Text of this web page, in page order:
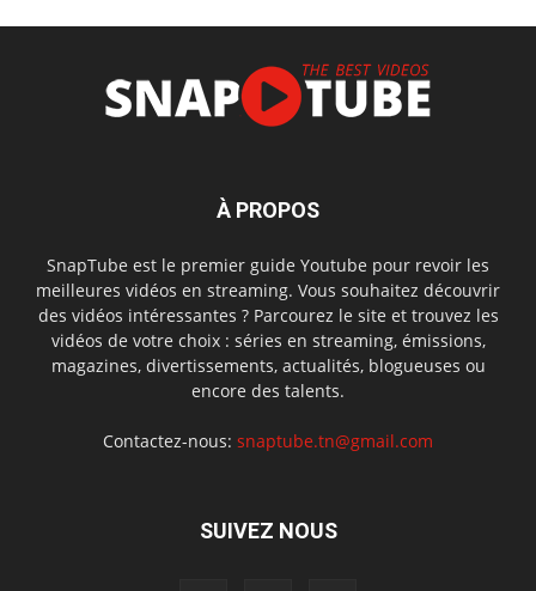
À PROPOS
SnapTube est le premier guide Youtube pour revoir les
meilleures vidéos en streaming. Vous souhaitez découvrir
des vidéos intéressantes ? Parcourez le site et trouvez les
vidéos de votre choix : séries en streaming, émissions,
magazines, divertissements, actualités, blogueuses ou
encore des talents.
Contactez-nous: snaptube.tn@gmail.com
SUIVEZ NOUS